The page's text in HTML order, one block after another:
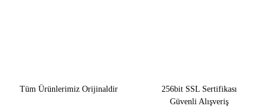
Tüm Ürünlerimiz Orijinaldir
256bit SSL Sertifikası
Güvenli Alışveriş